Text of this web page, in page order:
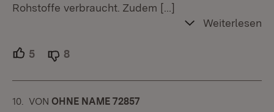
Rohstoffe verbraucht. Zudem […]
Weiterlesen
5 Unterstützer.
8
10. KOMMENTAR
VON :OHNE NAME 72857